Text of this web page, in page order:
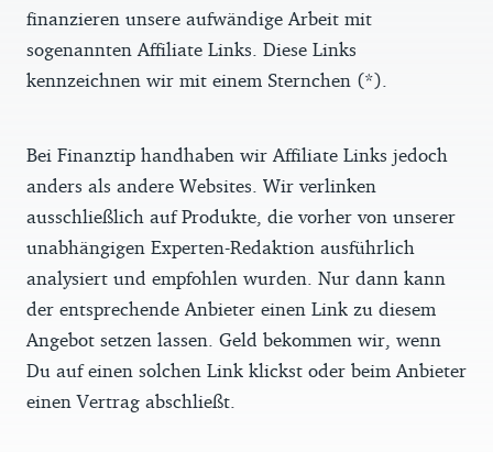
finanzieren unsere aufwändige Arbeit mit
sogenannten Affiliate Links. Diese Links
kennzeichnen wir mit einem Sternchen (*).
Bei Finanztip handhaben wir Affiliate Links jedoch
anders als andere Websites. Wir verlinken
ausschließlich auf Produkte, die vorher von unserer
unabhängigen Experten-Redaktion ausführlich
analysiert und empfohlen wurden. Nur dann kann
der entsprechende Anbieter einen Link zu diesem
Angebot setzen lassen. Geld bekommen wir, wenn
Du auf einen solchen Link klickst oder beim Anbieter
einen Vertrag abschließt.